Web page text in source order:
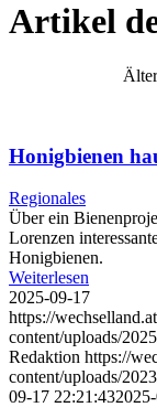
Artikel
Honigbienen
Regionales
Über ein
Lorenzen
Honigbienen.
Weiterlesen
2025-09-17
https://
content/uploads/
Redaktion https://
content/uploads/
09-17 22:21:43